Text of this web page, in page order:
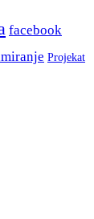
facebook
Projekat